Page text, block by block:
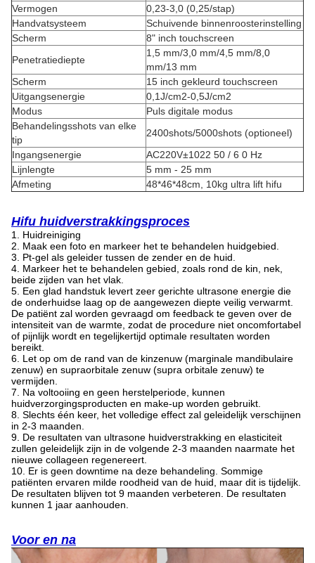
Vermogen
0,23-3,0 (0,25/stap)
Handvatsysteem
Schuivende binnenroosterinstelling
Scherm
8" inch touchscreen
Penetratiediepte
1,5 mm/3,0 mm/4,5 mm/8,0
mm/13 mm
Scherm
15 inch gekleurd touchscreen
Uitgangsenergie
0,1J/cm2-0,5J/cm2
Modus
Puls digitale modus
Behandelingsshots van elke
tip
2400shots/5000shots (optioneel)
Ingangsenergie
AC220V±1022 50 / 6 0 Hz
Lijnlengte
5 mm - 25 mm
Afmeting
48*46*48cm, 10kg ultra lift hifu
Hifu huidverstrakkingsproces
1. Huidreiniging
2. Maak een foto en markeer het te behandelen huidgebied.
3. Pt-gel als geleider tussen de zender en de huid.
4. Markeer het te behandelen gebied, zoals rond de kin, nek,
beide zijden van het vlak.
5. Een glad handstuk levert zeer gerichte ultrasone energie die
de onderhuidse laag op de aangewezen diepte veilig verwarmt.
De patiënt zal worden gevraagd om feedback te geven over de
intensiteit van de warmte, zodat de procedure niet oncomfortabel
of pijnlijk wordt en tegelijkertijd optimale resultaten worden
bereikt.
6. Let op om de rand van de kinzenuw (marginale mandibulaire
zenuw) en supraorbitale zenuw (supra orbitale zenuw) te
vermijden.
7. Na voltooiing en geen herstelperiode, kunnen
huidverzorgingsproducten en make-up worden gebruikt.
8. Slechts één keer, het volledige effect zal geleidelijk verschijnen
in 2-3 maanden.
9. De resultaten van ultrasone huidverstrakking en elasticiteit
zullen geleidelijk zijn in de volgende 2-3 maanden naarmate het
nieuwe collageen regenereert.
10. Er is geen downtime na deze behandeling. Sommige
patiënten ervaren milde roodheid van de huid, maar dit is tijdelijk.
De resultaten blijven tot 9 maanden verbeteren. De resultaten
kunnen 1 jaar aanhouden.
Voor en na